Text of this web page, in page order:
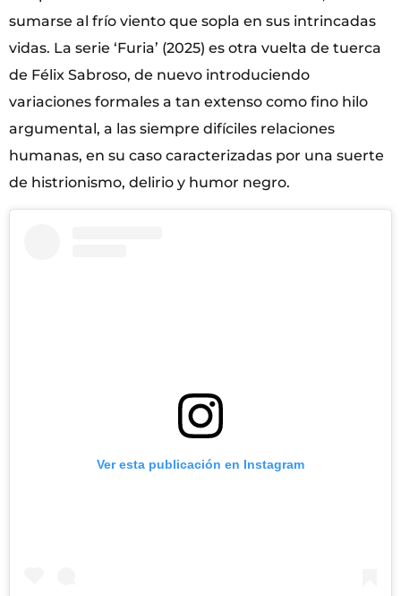
sumarse al frío viento que sopla en sus intrincadas
vidas. La serie ‘Furia’ (2025) es otra vuelta de tuerca
de Félix Sabroso, de nuevo introduciendo
variaciones formales a tan extenso como fino hilo
argumental, a las siempre difíciles relaciones
humanas, en su caso caracterizadas por una suerte
de histrionismo, delirio y humor negro.
Ver esta publicación en Instagram